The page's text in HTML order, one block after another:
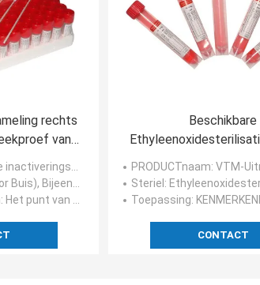
rechts
van
3ml
van swab+5ml/10ml tube+3ml
Nylon (voor zwabberuiteinde)
: Het punt van de zwabberonderbreking: 80mm, 30mm; zwabbergrootte: 150mm
Beschikbare
Diagnostic 6ml
PRODUCTnaam: VTM-Uitrusting met het
Steriel :
Toepassing: KENMERKENDE
CONTACT